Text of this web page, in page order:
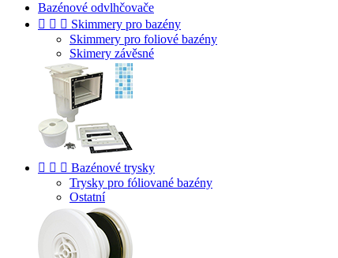
Bazénové odvlhčovače
   Skimmery pro bazény
Skimmery pro foliové bazény
Skimery závěsné
   Bazénové trysky
Trysky pro fóliované bazény
Ostatní